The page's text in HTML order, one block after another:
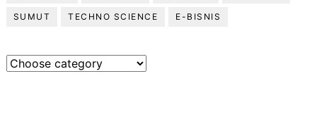
SUMUT TECHNO SCIENCE E-BISNIS